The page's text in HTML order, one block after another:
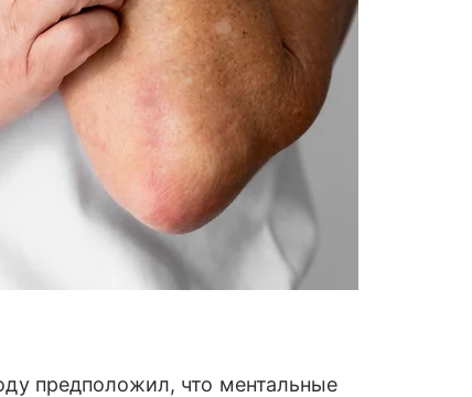
предположил, что ментальные